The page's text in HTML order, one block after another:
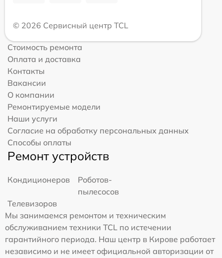
© 2026 Сервисный центр TCL
Стоимость ремонта
Оплата и доставка
Контакты
Вакансии
О компании
Ремонтируемые модели
Наши услуги
Согласие на обработку персональных данных
Способы оплаты
Ремонт устройств
Кондиционеров
Роботов-
пылесосов
Телевизоров
Мы занимаемся ремонтом и техническим
обслуживанием техники TCL по истечении
гарантийного периода. Наш центр в Кирове работает
независимо и не имеет официальной авторизации от